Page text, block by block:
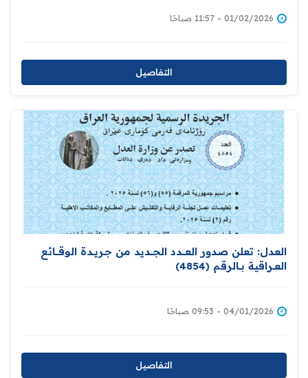
01/02/2026 - 11:57 صباحًا
التفاصيل
العدل: تعلن صدور العــــدد الجـــديد من جـريــدة ‏الوقــــائع
العــراقية بــالرقم (4854)‏
04/01/2026 - 09:53 صباحًا
التفاصيل